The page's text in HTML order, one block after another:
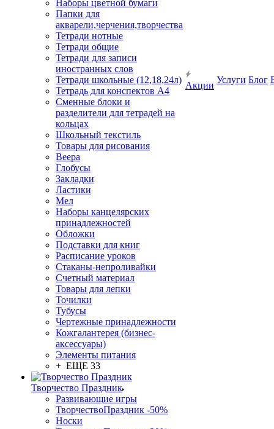
Наборы цветной бумаги
Папки для
акварели,черчения,творчества
Тетради нотные
Тетради общие
Тетради для записи
иностранных слов
Тетради школьные (12,18,24л)
Тетрадь для конспектов А4
Сменные блоки и
разделители для тетрадей на
кольцах
Школьный текстиль
Товары для рисования
Веера
Глобусы
Закладки
Ластики
Мел
Наборы канцелярских
принадлежностей
Обложки
Подставки для книг
Расписание уроков
Стаканы-непроливайки
Счетный материал
Товары для лепки
Точилки
Тубусы
Чертежные принадлежности
Кожгалантерея (бизнес-
аксессуары)
Элементы питания
+ ЕЩЕ 33
Творчество Праздник
Развивающие игры
ТворчествоПраздник -50%
Носки
Акции
Услуги Блог